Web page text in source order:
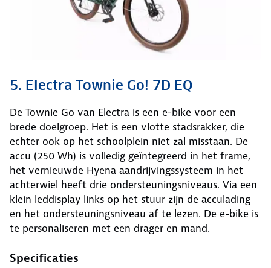
5. Electra Townie Go! 7D EQ
De Townie Go van Electra is een e-bike voor een
brede doelgroep. Het is een vlotte stadsrakker, die
echter ook op het schoolplein niet zal misstaan. De
accu (250 Wh) is volledig geïntegreerd in het frame,
het vernieuwde Hyena aandrijvingssysteem in het
achterwiel heeft drie ondersteuningsniveaus. Via een
klein leddisplay links op het stuur zijn de acculading
en het ondersteuningsniveau af te lezen. De e-bike is
te personaliseren met een drager en mand.
Specificaties